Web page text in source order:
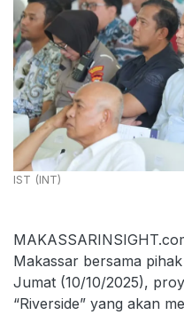
IST (INT)
Makassar bersama
Jumat (10/10/2025),
“Riverside” yang akan